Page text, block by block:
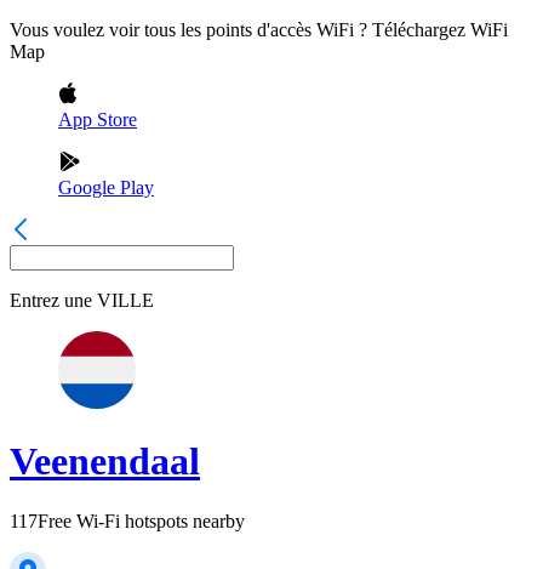
Vous voulez voir tous les points d'accès WiFi ? Téléchargez WiFi
Map
App Store
Google Play
Entrez une VILLE
Veenendaal
117Free Wi-Fi hotspots nearby